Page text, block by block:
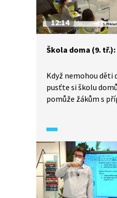
12:14
Škola doma (9.
Když nemohou děti
pusťte si školu
pomůže žákům s
matematiky.
znalosti o
slovních úloh.